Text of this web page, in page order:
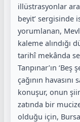
illüstrasyonlar
beyit’ sergisinde
yorumlanan,
kaleme alındığı
tarihî mekânda
Tanpınar’ın
çağının
konuşur, onun
zatında bir
olduğu için,